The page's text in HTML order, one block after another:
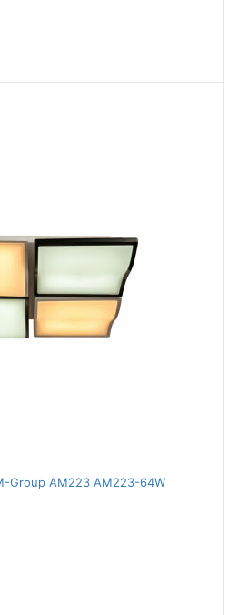
Group AM223 AM223-64W